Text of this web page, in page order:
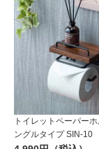
トイレットペーパー
ングルタイプ SIN-10